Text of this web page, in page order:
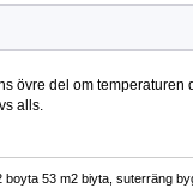
övre del om
alls.
53 m2 biyta, suterräng